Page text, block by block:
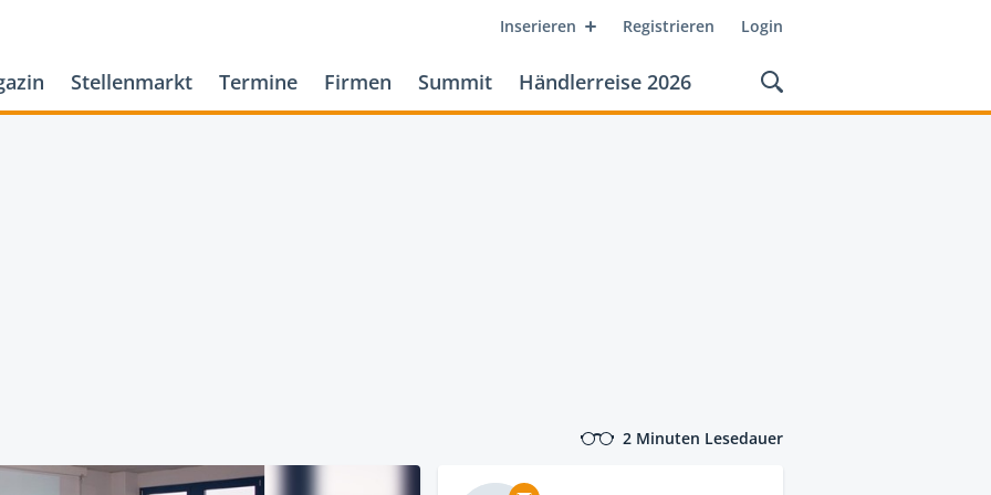
Inserieren Registrieren Login
Stellenmarkt Termine Firmen Summit Händlerreise 2026
2 Minuten Lesedauer